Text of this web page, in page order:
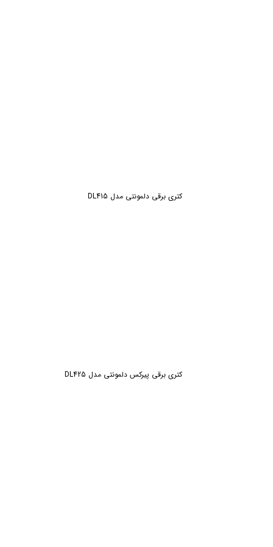
کتری برقی دلمونتی مدل DL415
کتری برقی پیرکس دلمونتی مدل DL425